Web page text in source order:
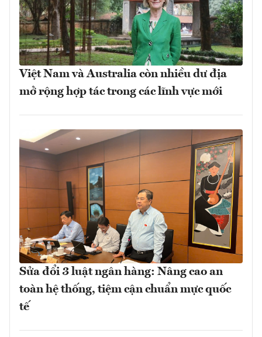
Việt Nam và Australia còn nhiều dư địa
mở rộng hợp tác trong các lĩnh vực mới
Sửa đổi 3 luật ngân hàng: Nâng cao an
toàn hệ thống, tiệm cận chuẩn mực quốc
tế